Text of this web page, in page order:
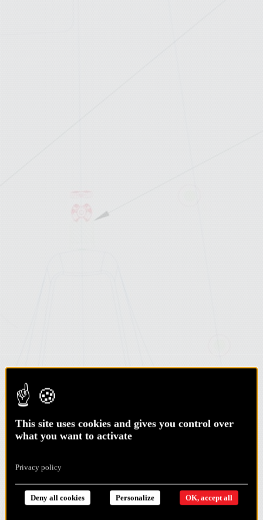
This site uses cookies and gives you control over
what you want to activate
OK, accept all
Deny all cookies Personalize
Privacy policy